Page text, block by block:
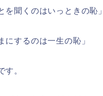
を聞くのはいっときの恥」
にするのは一生の恥」
す。